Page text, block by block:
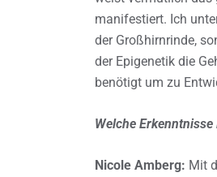
manifestiert. Ich
der Großhirnrinde,
der Epigenetik die
benötigt um zu
Welche
Nicole Amberg: Mit